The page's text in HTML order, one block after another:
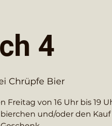
4
Chrüpfe Bier
Freitag von 16 Uhr bis 19
und/oder den